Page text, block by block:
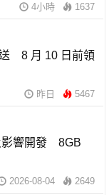
4小時 1637
送 8 月 10 日前領
昨日 5467
影響開發 8GB
2026-08-04 2649